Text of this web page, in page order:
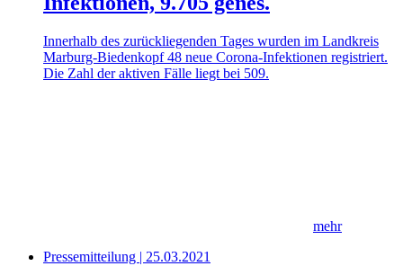
Innerhalb des zurückliegenden Tages wurden im Landkreis
Marburg-Biedenkopf 48 neue Corona-Infektionen registriert.
Die Zahl der aktiven Fälle liegt bei 509.
mehr
Pressemitteilung | 25.03.2021